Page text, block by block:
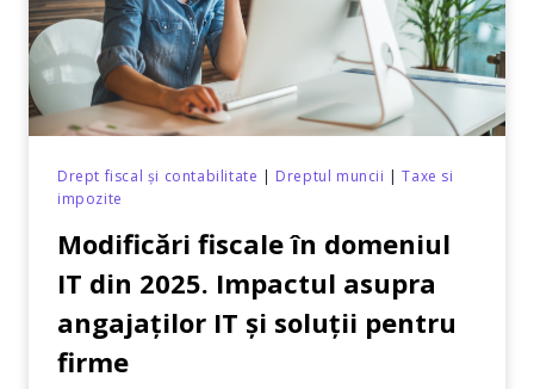
Drept fiscal și contabilitate | Dreptul muncii |Taxe si
impozite
Modificări fiscale în domeniul
IT din 2025. Impactul asupra
angajaților IT și soluții pentru
firme